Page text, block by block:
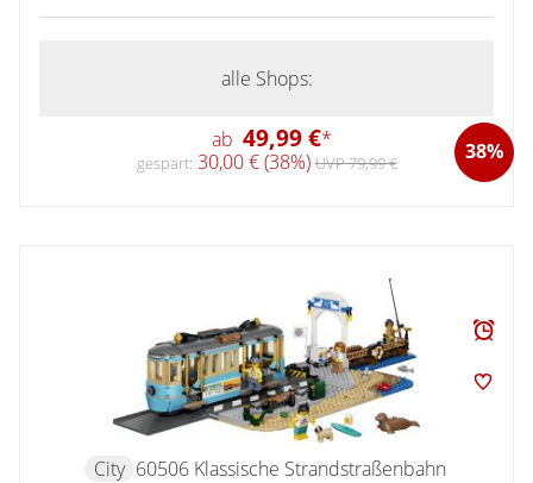
alle Shops:
ab 49,99 €* 38%
gespart: 30,00 € (38%)UVP 79,99 €
City 60506 Klassische Strandstraßenbahn